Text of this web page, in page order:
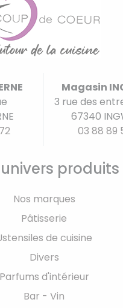
Magasin
3 rue des
67340
03 88 89
produits
Nos marques
Pâtisserie
de cuisine
Divers
Parfums d'intérieur
Bar - Vin